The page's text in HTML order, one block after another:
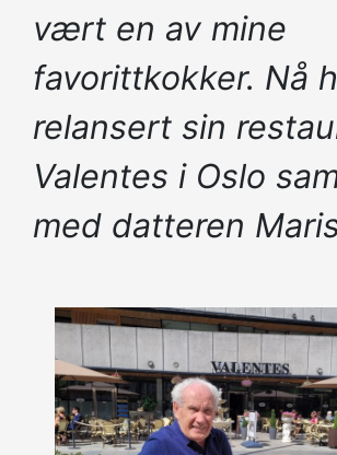
vært en av mine
favorittkokker. Nå
relansert sin
Valentes i Oslo
med datteren